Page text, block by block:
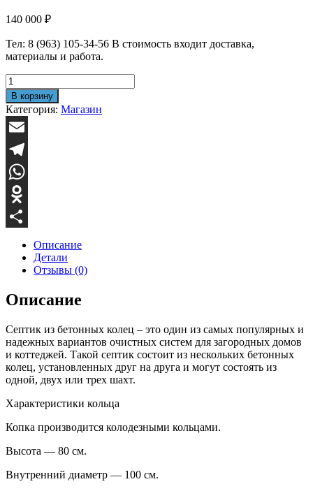
140 000 ₽
Тел: 8 (963) 105-34-56 В стоимость входит доставка,
материалы и работа.
Количество
товара
Септик
из
бетонных
колец
"Септик
№24"
В корзину
Категория: Магазин
Email
Telegram
WhatsApp
Odnoklassniki
Отправить
Описание
Детали
Отзывы (0)
Описание
Септик из бетонных колец – это один из самых популярных и
надежных вариантов очистных систем для загородных домов
и коттеджей. Такой септик состоит из нескольких бетонных
колец, установленных друг на друга и могут состоять из
одной, двух или трех шахт.
Характеристики кольца
Копка производится колодезными кольцами.
Высота — 80 см.
Внутренний диаметр — 100 см.